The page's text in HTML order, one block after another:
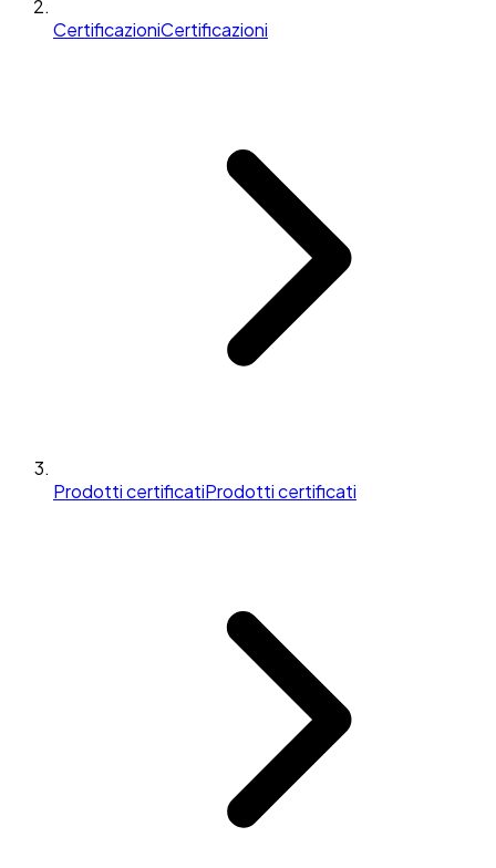
CertificazioniCertificazioni
Prodotti certificatiProdotti certificati